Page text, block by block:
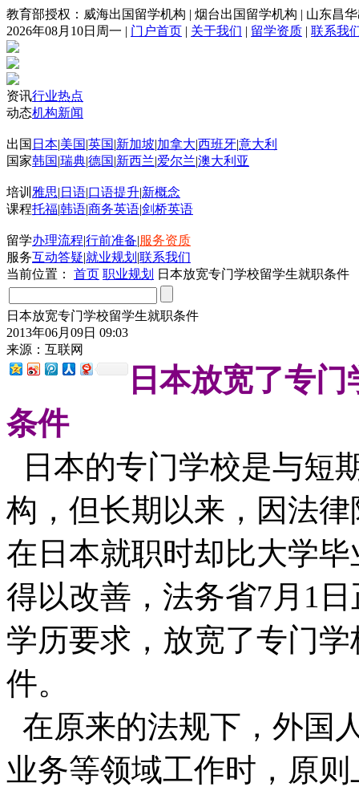
教育部授权：威海出国留学机构 | 烟台出国留学机构 | 山东昌
2026年08月10日周一 | 门户首页 | 关于我们 | 留学资质 | 联系我
资讯行业热点
动态机构新闻
出国 日本|美国|英国|新加坡|加拿大|西班牙|意大利
国家韩国|瑞典|德国|新西兰|爱尔兰|澳大利亚
培训 雅思| 日语|口语提升|新概念
课程托福|韩语|商务英语|剑桥英语
留学办理流程|行前准备|服务资质
服务互动答疑|就业规划 |联系我们
当前位置：
首页 职业规划 日本放宽专门学校留学生就职条件
日本放宽专门学校留学生就职条件
2013年06月09日 09:03
来源：互联网
日本放宽了专
条件
日本的专门学校是与短
构，但长期以来，因法
在日本就职时却比大学
得以改善，法务省7月1
学历要求，放宽了专门
件。
在原来的法规下，外国
业务等领域工作时，原